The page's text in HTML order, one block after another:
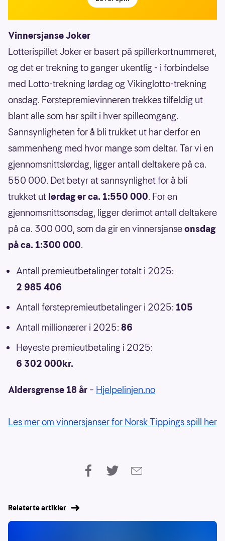
Vinnersjanse Joker
Lotterispillet Joker er basert på spillerkortnummeret,
og det er trekning to ganger ukentlig - i forbindelse
med Lotto-trekning lørdag og Vikinglotto-trekning
onsdag. Førstepremievinneren trekkes tilfeldig ut
blant alle som har spilt i hver spilleomgang.
Sannsynligheten for å bli trukket ut har derfor en
sammenheng med hvor mange som deltar. Tar vi en
gjennomsnittslørdag, ligger antall deltakere på ca.
550 000. Det betyr at sannsynlighet for å bli
trukket ut lørdag er ca. 1:550 000. For en
gjennomsnittsonsdag, ligger derimot antall deltakere
på ca. 300 000, som da gir en vinnersjanseonsdag
på ca. 1:300 000.
Antall premieutbetalinger totalt i 2025:
2 985 406
Antall førstepremieutbetalinger i 2025: 105
Antall millionærer i 2025: 86
Høyeste premieutbetaling i 2025:
6 302 000kr.
Aldersgrense 18 år – Hjelpelinjen.no
Les mer om vinnersjanser for Norsk Tippings spill her
Relaterte artikler